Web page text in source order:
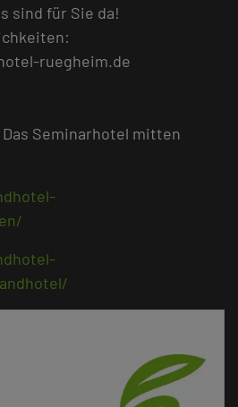
sind für Sie da!
ruegheim.de
Seminarhotel mitten